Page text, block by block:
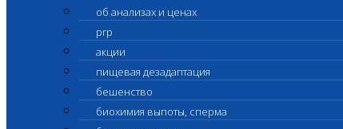
об анализах и ценах
prp
акции
пищевая дезадаптация
бешенство
биохимия выпоты, сперма